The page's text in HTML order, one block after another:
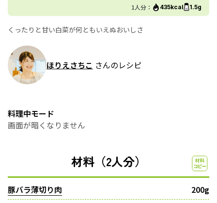
1人分： 435kcal 1.5g
くったりと甘い白菜が何ともいえぬおいしさ
ほりえさちこ さんのレシピ
料理中モード
画面が暗くなりません
材料（2人分）
豚バラ薄切り肉
200g